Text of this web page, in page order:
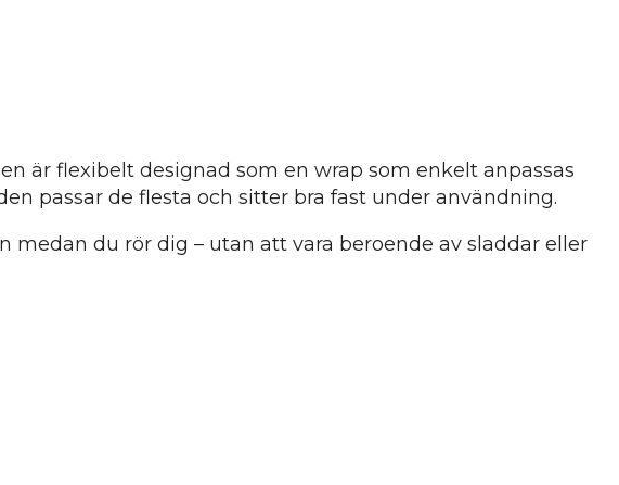
är flexibelt designad som en wrap som enkelt anpassas
passar de flesta och sitter bra fast under användning.
du rör dig – utan att vara beroende av sladdar eller